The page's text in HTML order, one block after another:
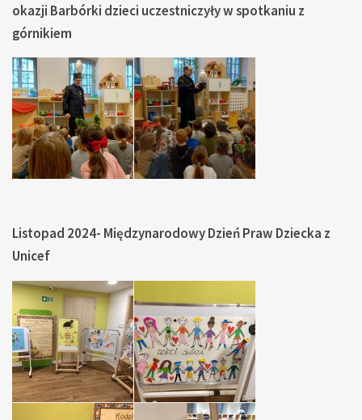
okazji Barbórki dzieci uczestniczyły w spotkaniu z
górnikiem
Listopad 2024- Międzynarodowy Dzień Praw Dziecka z
Unicef